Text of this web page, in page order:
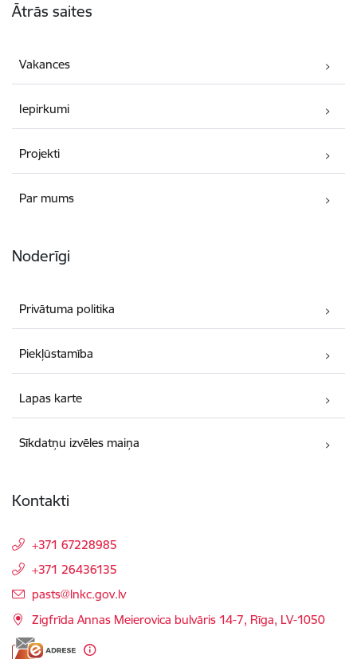
Ātrās saites
Vakances
Iepirkumi
Projekti
Par mums
Noderīgi
Privātuma politika
Piekļūstamība
Lapas karte
Sīkdatņu izvēles maiņa
Kontakti
+371 67228985
+371 26436135
E-pasts:
pasts@lnkc.gov.lv
Zigfrīda Annas Meierovica bulvāris 14-7, Rīga, LV-1050